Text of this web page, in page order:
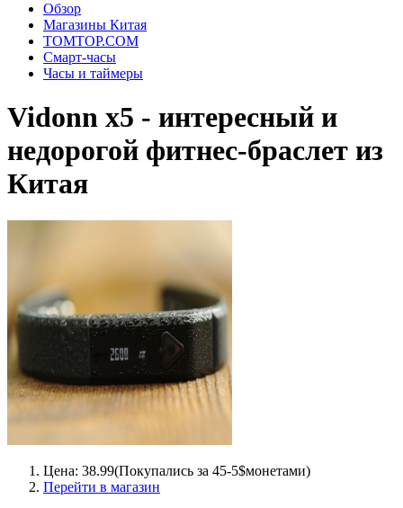
Обзор
Магазины Китая
TOMTOP.COM
Смарт-часы
Часы и таймеры
Vidonn x5 - интересный и
недорогой фитнес-браслет из
Китая
Цена: 38.99(Покупались за 45-5$монетами)
Перейти в магазин